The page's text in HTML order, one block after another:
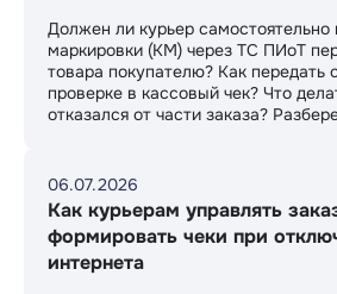
Должен ли курьер самостоятельно
маркировки (КМ) через ТС ПИоТ
товара покупателю? Как передать
проверке в кассовый чек? Что
отказался от части заказа?
06.07.2026
Как курьерам управлять
формировать чеки при
интернета